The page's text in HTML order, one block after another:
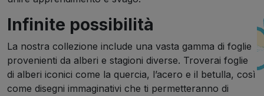
Infinite possibilità
La nostra collezione include una vasta gamma di foglie
provenienti da alberi e stagioni diverse. Troverai foglie
di alberi iconici come la quercia, l’acero e il betulla, così
come disegni immaginativi che ti permetteranno di